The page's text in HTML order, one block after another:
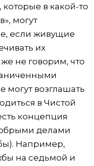
которые в какой-то
могут
если живущие
их
не говорим, что
могут возглашать
в Чистой
концепция
делами
Например,
на седьмой и